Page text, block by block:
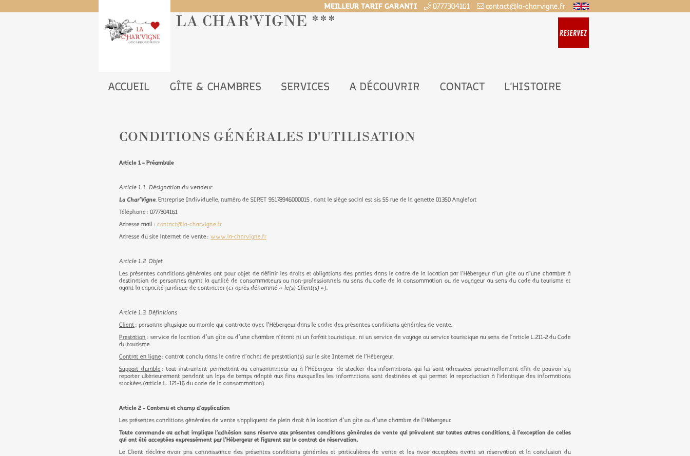
MEILLEUR TARIF GARANTI 0777304161 contact@la-charvigne.fr
LA CHAR'VIGNE ***
ACCUEIL GÎTE & CHAMBRES SERVICES A DÉCOUVRIR CONTACT L'HISTOIRE
CONDITIONS GÉNÉRALES D'UTILISATION
Article 1 – Préambule
Article 1.1. Désignation du vendeur
La Char’Vigne , Entreprise Individuelle, numéro de SIRET 95178946000015 , dont le siège social est sis 55 rue de la genette 01350 Anglefort
Téléphone : 0777304161
Adresse mail : contact@la-charvigne.fr
Adresse du site internet de vente : www.la-charvigne.fr
Article 1.2. Objet
Les présentes conditions générales ont pour objet de définir les droits et obligations des parties dans le cadre de la location par l’Hébergeur d’un gîte ou d’une chambre à
destination de personnes ayant la qualité de consommateurs ou non-professionnels au sens du code de la consommation ou de voyageur au sens du code du tourisme et
ayant la capacité juridique de contracter (ci-après dénommé « le(s) Client(s)»).
Article 1.3. Définitions
Client : personne physique ou morale qui contracte avec l’Hébergeur dans le cadre des présentes conditions générales de vente.
Prestation : service de location d’un gîte ou d’une chambre n’étant ni un forfait touristique, ni un service de voyage ou service touristique au sens de l’article L.211-2 du Code
du tourisme.
Contrat en ligne : contrat conclu dans le cadre d’achat de prestation(s) sur le site Internet de l’Hébergeur.
Support durable : tout instrument permettant au consommateur ou à l’Hébergeur de stocker des informations qui lui sont adressées personnellement afin de pouvoir s'y
reporter ultérieurement pendant un laps de temps adapté aux fins auxquelles les informations sont destinées et qui permet la reproduction à l'identique des informations
stockées (article L. 121-16 du code de la consommation).
Article 2 – Contenu et champ d'application
Les présentes conditions générales de vente s'appliquent de plein droit à la location d’un gîte ou d’une chambre de l’Hébergeur.
Toute commande ou achat implique l'adhésion sans réserve aux présentes conditions générales de vente qui prévalent sur toutes autres conditions, à l'exception de celles
qui ont été acceptées expressément par l’Hébergeur et figurent sur le contrat de réservation.
Le Client déclare avoir pris connaissance des présentes conditions générales et particulières de vente et les avoir acceptées avant sa réservation et la conclusion du